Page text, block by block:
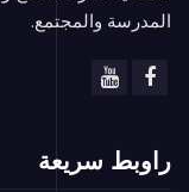
المدرسة والمجتمع.
راوبط سريعة